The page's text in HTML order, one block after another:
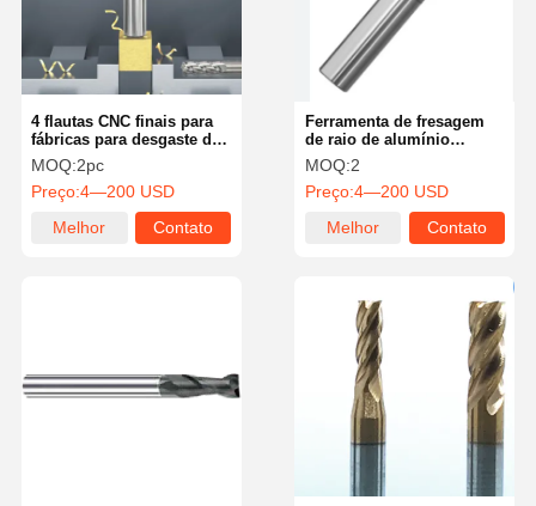
4 flautas CNC finais para
fábricas para desgaste de
alumínio resistentes a
aeroespacial
MOQ:2pc
Preço:4—200 USD
Melhor
Contato
Ferramenta de fresagem
de raio de alumínio
personalizada com ângulo
de hélice de 45 graus
MOQ:2
Preço:4—200 USD
Melhor
Contato